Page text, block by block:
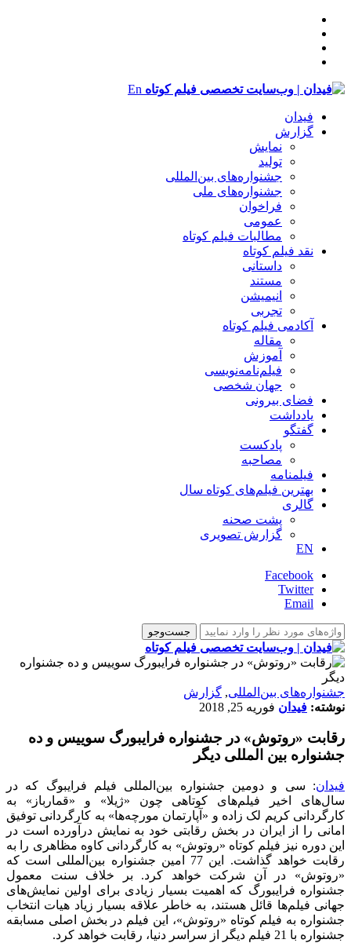
En
فیدان
گزارش
نمایش
تولید
‌‌جشنواره‌های بین‌المللی
جشنواره‌های ملی
فراخوان
عمومی
مطالبات فیلم کوتاه
نقد فیلم کوتاه
داستانی
مستند
انیمیشن
تجربی
آکادمی فیلم کوتاه
مقاله
آموزش
فیلم‌نامه‌نویسی
جهان شخصی
فضای بیرونی
یادداشت
گفتگو
پادکست
مصاحبه
فیلمنامه
بهترین فیلم‌های کوتاه سال
گالری
پشت صحنه
گزارش تصویری
EN
Facebook
Twitter
Email
‌‌جشنواره‌های بین‌المللی, گزارش
نوشته: فیدان فوریه 25, 2018
رقابت «روتوش» در جشنواره فرایبورگ سوییس و ده
جشنواره بین المللی دیگر
فیدان: سی و دومین جشنواره بین‌المللی فیلم فرایبوگ که در
سال‌های اخیر فیلم‌های کوتاهی چون «ژیلا» و «قمارباز» به
کارگردانی کریم لک زاده و «آپارتمان مورچه‌ها» به کارگردانی توفیق
امانی را از ایران در بخش رقابتی خود به نمایش درآورده است در
این دوره نیز فیلم کوتاه «روتوش» به کارگردانی کاوه مظاهری را به
رقابت خواهد گذاشت. این 77 امین جشنواره بین‌المللی است که
«روتوش» در آن شرکت خواهد کرد. بر خلاف سنت معمول
جشنواره فرایبورگ که اهمیت بسیار زیادی برای اولین نمایش‌های
جهانی فیلم‌ها قائل هستند، به خاطر علاقه بسیار زیاد هیات انتخاب
جشنواره به فیلم کوتاه «روتوش»، این فیلم در بخش اصلی مسابقه
جشنواره با 21 فیلم دیگر از سراسر دنیا، رقابت خواهد کرد.